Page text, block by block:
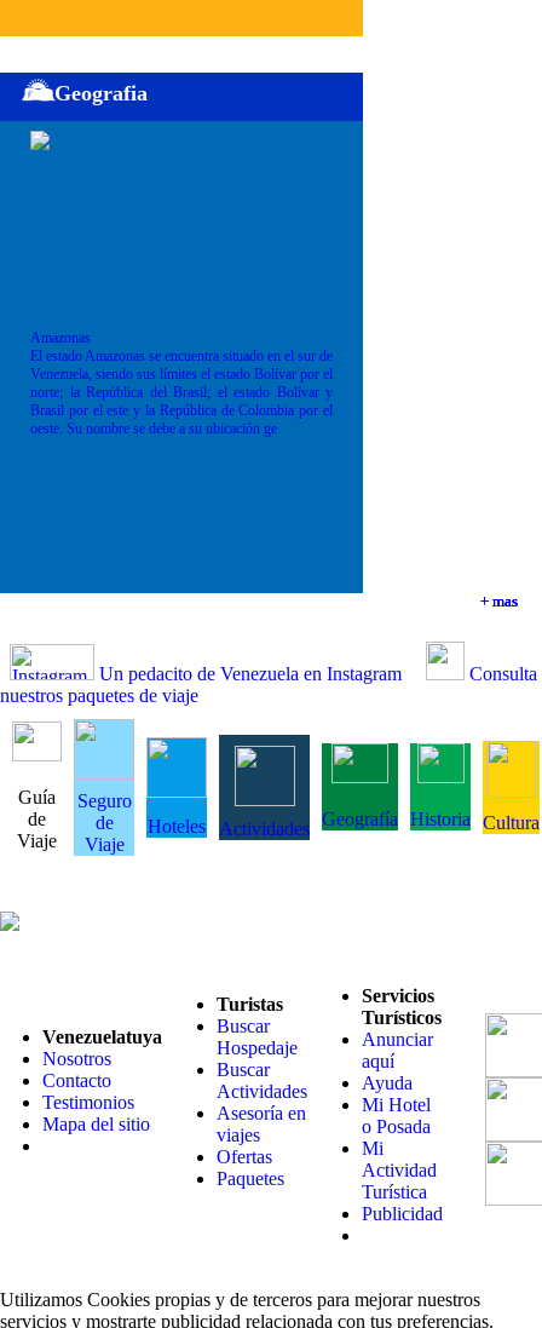
+ mas
+ mas
+ mas
Geografia
Amazonas
El estado Amazonas se encuentra situado en el sur de
Venezuela, siendo sus límites el estado Bolívar por el
norte; la República del Brasil; el estado Bolívar y
Brasil por el este y la República de Colombia por el
oeste. Su nombre se debe a su ubicación ge
+ mas
Un pedacito de Venezuela en Instagram
Consulta
nuestros paquetes de viaje
Guía
de
Viaje
Seguro
de
Viaje
Hoteles Actividades Geografía Historia Cultura
Venezuelatuya
Nosotros
Contacto
Testimonios
Mapa del sitio
Turistas
Buscar
Hospedaje
Buscar
Actividades
Asesoría en
viajes
Ofertas
Paquetes
Servicios
Turísticos
Anunciar
aquí
Ayuda
Mi Hotel
o Posada
Mi
Actividad
Turística
Publicidad
Utilizamos Cookies propias y de terceros para mejorar nuestros
servicios y mostrarte publicidad relacionada con tus preferencias.